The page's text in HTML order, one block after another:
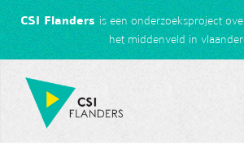
Overslaan
en
naar
de
inhoud
CSI Flandersis een onderzoeksproject
het middenveld in